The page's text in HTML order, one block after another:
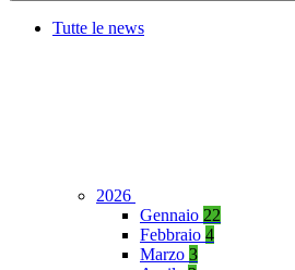
Tutte le news
2026
Gennaio 22
Febbraio 4
Marzo 3